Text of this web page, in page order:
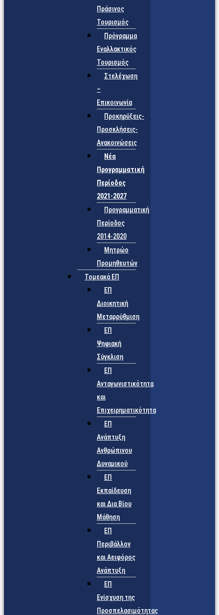
Πράσινος
Τουρισμός
Πρόγραμμα
Εναλλακτικός
Τουρισμός
Στελέχωση
–
Επικοινωνία
Προκηρύξεις-
Προσκλήσεις-
Ανακοινώσεις
Νέα
Προγραμματική
Περίοδος
2021-2027
Προγραμματική
Περίοδος
2014-2020
Μητρώο
Προμηθευτών
Τομεακά ΕΠ
ΕΠ
Διοικητική
Μεταρρύθμιση
ΕΠ
Ψηφιακή
Σύγκλιση
ΕΠ
Ανταγωνιστικότητα
και
Επιχειρηματικότητα
ΕΠ
Ανάπτυξη
Ανθρώπινου
Δυναμικού
ΕΠ
Εκπαίδευση
και Δια Βίου
Μάθηση
ΕΠ
Περιβάλλον
και Αειφόρος
Ανάπτυξη
ΕΠ
Ενίσχυση της
Προσπελασιμότητας